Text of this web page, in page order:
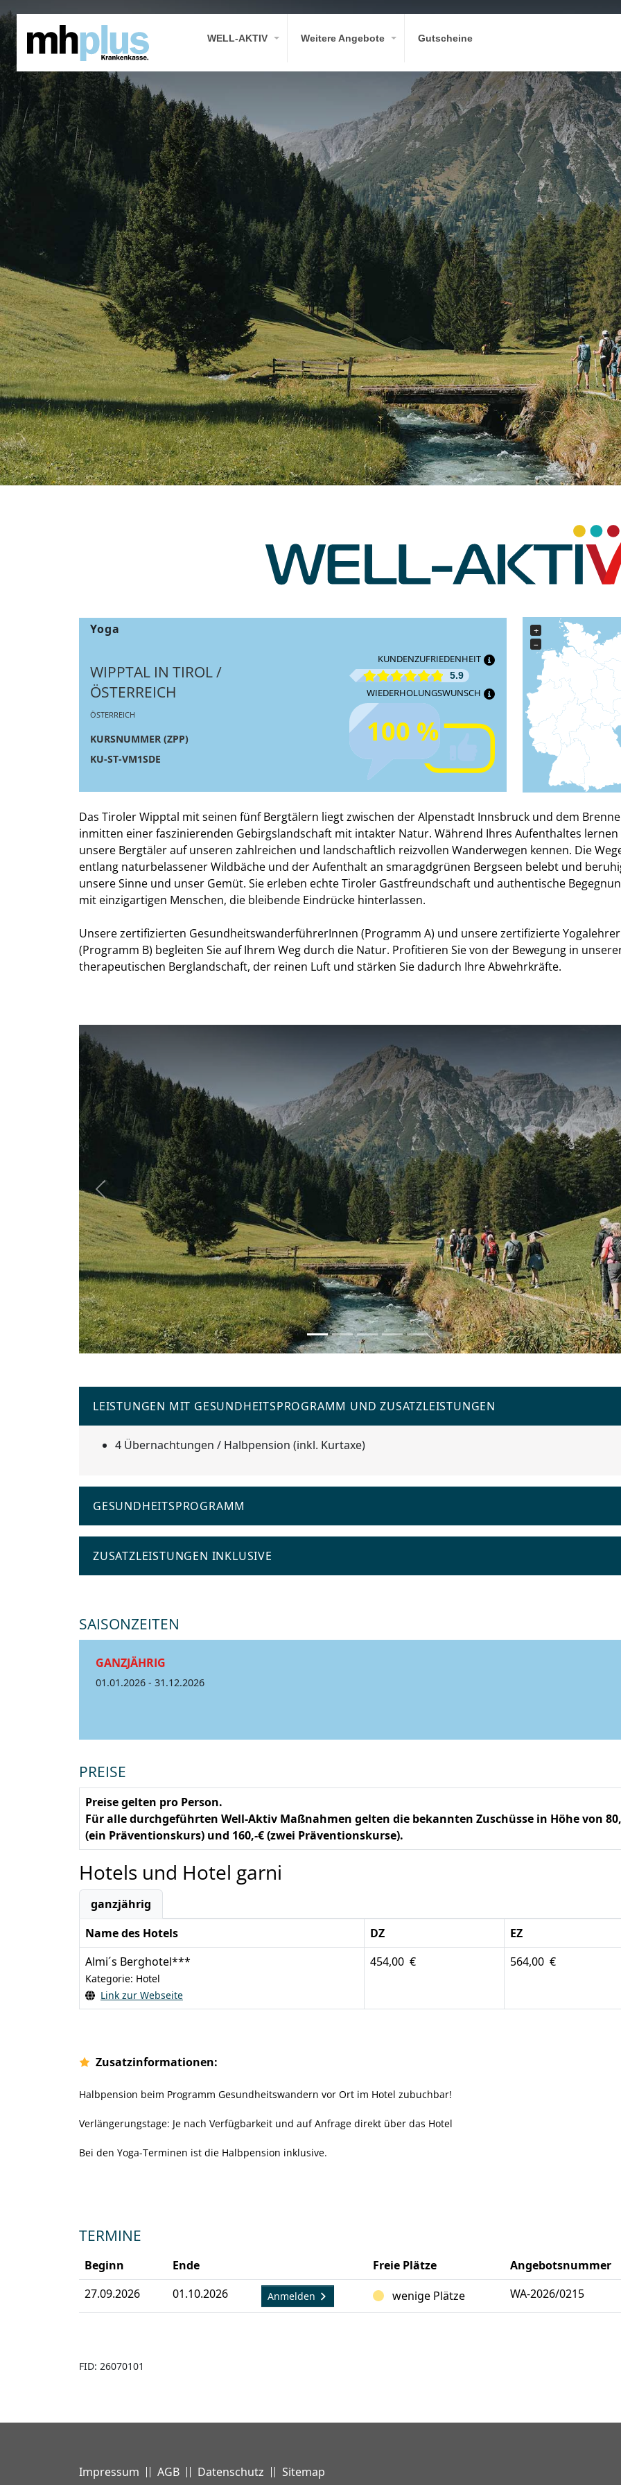
WELL-AKTIV Weitere Angebote Gutscheine
Yoga
WIPPTAL IN TIROL /
ÖSTERREICH
ÖSTERREICH
KURSNUMMER (ZPP)
KU-ST-VM1SDE
KUNDENZUFRIEDENHEIT
5.9
WIEDERHOLUNGSWUNSCH
100 %
+
−
Das Tiroler Wipptal mit seinen fünf Bergtälern liegt zwischen der Alpenstadt Innsbruck und dem
inmitten einer faszinierenden Gebirgslandschaft mit intakter Natur. Während Ihres Aufenthaltes lernen
unsere Bergtäler auf unseren zahlreichen und landschaftlich reizvollen Wanderwegen kennen. Die
entlang naturbelassener Wildbäche und der Aufenthalt an smaragdgrünen Bergseen belebt und
unsere Sinne und unser Gemüt. Sie erleben echte Tiroler Gastfreundschaft und authentische
mit einzigartigen Menschen, die bleibende Eindrücke hinterlassen.
Unsere zertifizierten GesundheitswanderführerInnen (Programm A) und unsere zertifizierte
(Programm B) begleiten Sie auf Ihrem Weg durch die Natur. Profitieren Sie von der Bewegung in
therapeutischen Berglandschaft, der reinen Luft und stärken Sie dadurch Ihre Abwehrkräfte.
Previous
LEISTUNGEN MIT GESUNDHEITSPROGRAMM UND ZUSATZLEISTUNGEN
4 Übernachtungen / Halbpension (inkl. Kurtaxe)
GESUNDHEITSPROGRAMM
ZUSATZLEISTUNGEN INKLUSIVE
SAISONZEITEN
GANZJÄHRIG
01.01.2026 - 31.12.2026
PREISE
Preise gelten pro Person.
Für alle durchgeführten Well-Aktiv Maßnahmen gelten die bekannten Zuschüsse in Höhe von
(ein Präventionskurs) und 160,-€ (zwei Präventionskurse).
Hotels und Hotel garni
ganzjährig
Name des Hotels
DZ
EZ
Almi´s Berghotel***
Kategorie: Hotel
Link zur Webseite
454,00 € 564,00 €
Zusatzinformationen:
Halbpension beim Programm Gesundheitswandern vor Ort im Hotel zubuchbar!
Verlängerungstage: Je nach Verfügbarkeit und auf Anfrage direkt über das Hotel
Bei den Yoga-Terminen ist die Halbpension inklusive.
TERMINE
Beginn Ende Freie Plätze
Angebotsnummer
27.09.2026
01.10.2026 Anmelden wenige Plätze WA-2026/0215
FID: 26070101
Impressum AGB Datenschutz Sitemap